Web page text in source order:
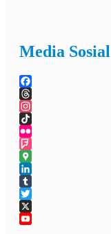
Media Sosial
Facebook
Threads
Instagram
TikTok
Flickr
Foursquare
Google
Maps
LinkedIn
Tumblr
Twitter
X